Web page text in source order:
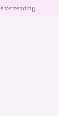
verzending